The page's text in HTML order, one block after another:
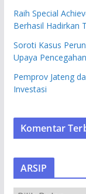
Raih Special
Berhasil Hadirkan
Soroti Kasus
Upaya Pencegahan
Pemprov Jateng
Investasi
Komentar
ARSIP